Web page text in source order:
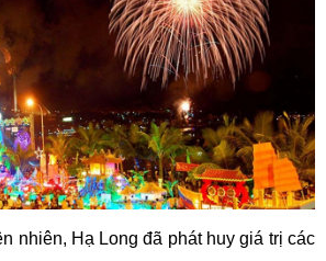
nhiên, Hạ Long đã phát huy giá trị các